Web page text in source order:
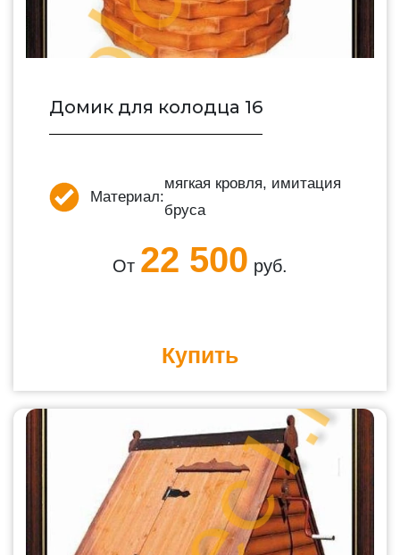
Домик для колодца 16
Материал:
мягкая кровля, имитация
бруса
От 22 500 руб.
Купить